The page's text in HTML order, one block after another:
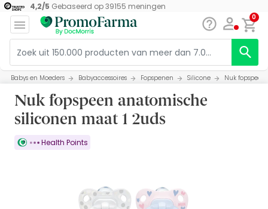
4,2/5 Gebaseerd op39155 meningen
0
Babys en Moeders Babyaccessoires Fopspenen Silicone Nuk
Nuk fopspeen anatomische
siliconen maat 1 2uds
Health Points